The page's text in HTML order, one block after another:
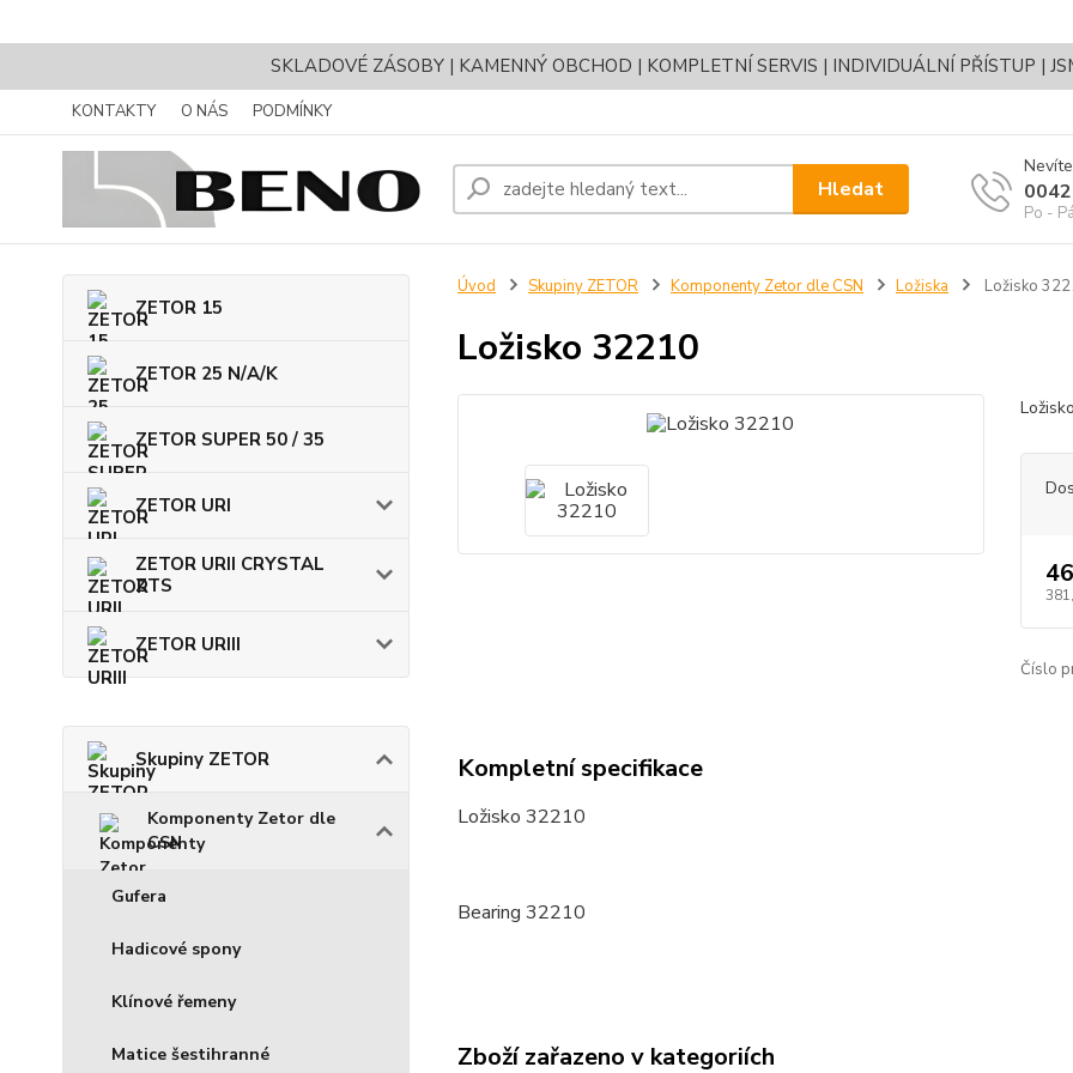
SKLADOVÉ ZÁSOBY | KAMENNÝ OBCHOD | KOMPLETNÍ SERVIS | INDIVIDUÁLNÍ PŘÍSTUP |
KONTAKTY O NÁS PODMÍNKY
Hledat
Po -
ZETOR 15
ZETOR 25 N/A/K
ZETOR SUPER 50 / 35
ZETOR URI
ZETOR URII CRYSTAL
ZTS
ZETOR URIII
Skupiny ZETOR
Komponenty Zetor dle
CSN
Gufera
Hadicové spony
Klínové řemeny
Matice šestihranné
Úvod Skupiny ZETOR Komponenty Zetor dle CSN Ložiska Ložisko
Ložisko 32210
Číslo
Kompletní specifikace
Ložisko 32210
Bearing 32210
Zboží zařazeno v kategoriích